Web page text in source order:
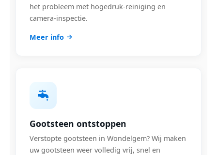
het probleem met hogedruk-reiniging en
camera-inspectie.
Meer info
Gootsteen ontstoppen
Verstopte gootsteen in Wondelgem? Wij maken
uw gootsteen weer volledig vrij, snel en